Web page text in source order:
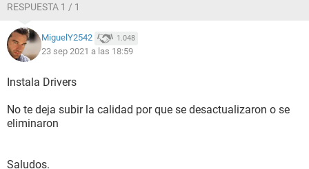
RESPUESTA 1 / 1
MiguelY2542 1.048
23 sep 2021 a las 18:59
Instala Drivers
No te deja subir la calidad por que se desactualizaron o se
eliminaron
Saludos.